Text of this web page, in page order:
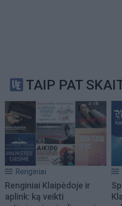
TAIP PAT
Renginiai
Renginiai Klaipėdoje ir
aplink: ką veikti